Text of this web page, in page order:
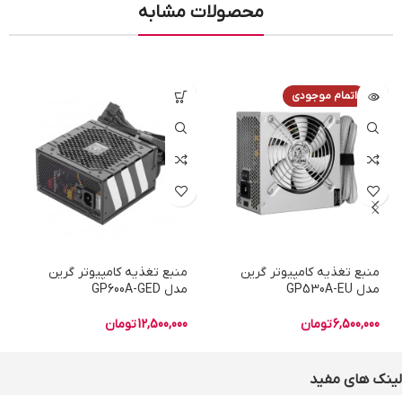
محصولات مشابه
اتمام موجودی
منبع تغذیه کامپیوتر گرین
مدل GP530A-EU
6,500,000تومان
منبع تغذیه کامپیوتر گرین
مدل GP600A-GED
12,500,000تومان
لینک های مفید